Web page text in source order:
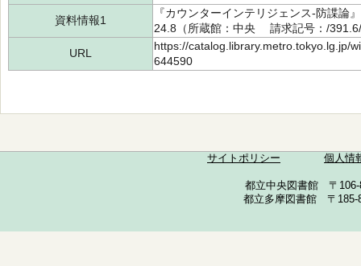
資料情報1
『カウンターインテリジェンス-防
24.8（所蔵館：中央 請求記号：/
URL
https://catalog.library.metro.tokyo.lg.jp/
644590
サイトポリシー 個人情
都立中央図書館 〒
都立多摩図書館 〒185-